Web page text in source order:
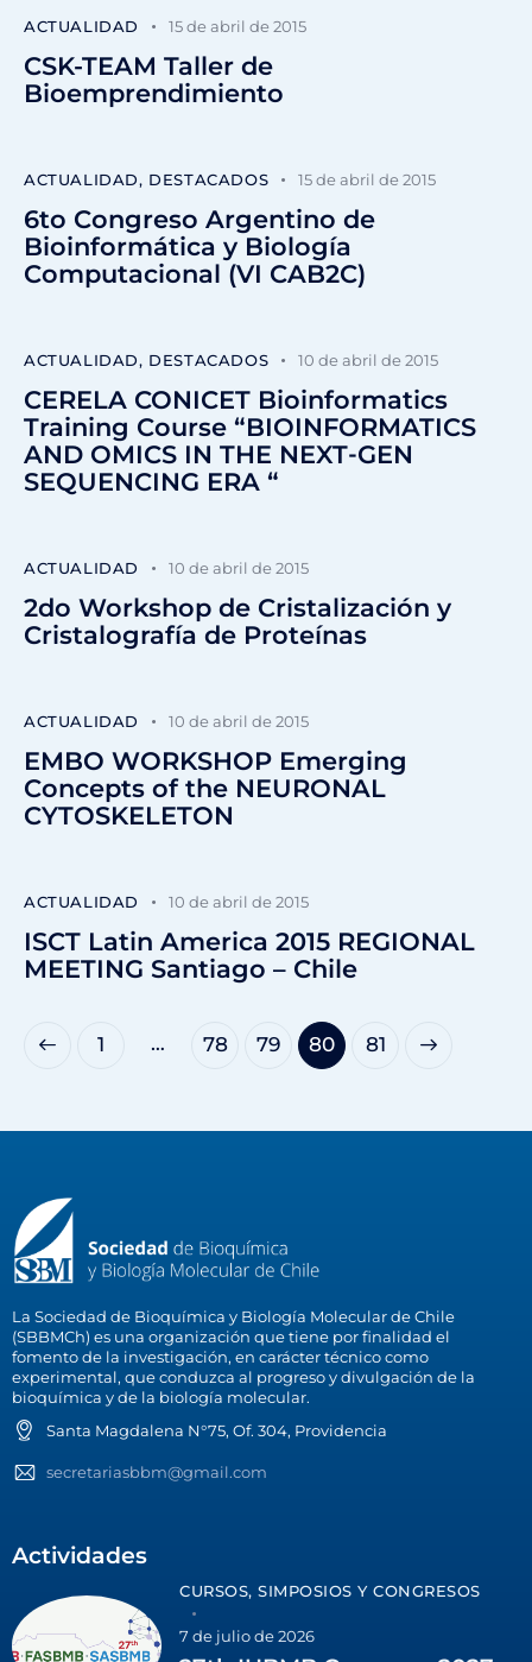
ACTUALIDAD 15 de abril de 2015
CSK-TEAM Taller de
Bioemprendimiento
ACTUALIDAD, DESTACADOS 15 de abril de 2015
6to Congreso Argentino de
Bioinformática y Biología
Computacional (VI CAB2C)
ACTUALIDAD, DESTACADOS 10 de abril de 2015
CERELA CONICET Bioinformatics
Training Course “BIOINFORMATICS
AND OMICS IN THE NEXT‐GEN
SEQUENCING ERA “
ACTUALIDAD 10 de abril de 2015
2do Workshop de Cristalización y
Cristalografía de Proteínas
ACTUALIDAD 10 de abril de 2015
EMBO WORKSHOP Emerging
Concepts of the NEURONAL
CYTOSKELETON
ACTUALIDAD 10 de abril de 2015
ISCT Latin America 2015 REGIONAL
MEETING Santiago – Chile
1 … 78 79 80 81
>
La Sociedad de Bioquímica y Biología Molecular de Chile
(SBBMCh) es una organización que tiene por finalidad el
fomento de la investigación, en carácter técnico como
experimental, que conduzca al progreso y divulgación de la
bioquímica y de la biología molecular.
Santa Magdalena N°75, Of. 304, Providencia
secretariasbbm@gmail.com
Actividades
CURSOS, SIMPOSIOS Y CONGRESOS
7 de julio de 2026